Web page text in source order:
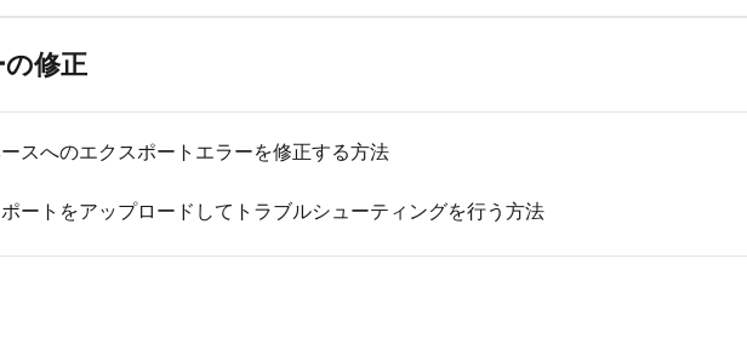
修正
スへのエクスポートエラーを修正する方法
ートをアップロードしてトラブルシューティングを行う方法